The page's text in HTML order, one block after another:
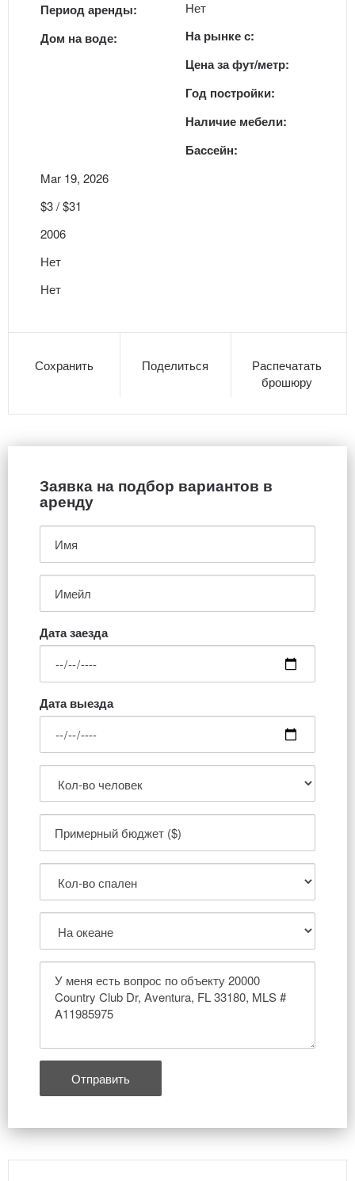
Период аренды:
Дом на воде:
Нет
На рынке с:
Цена за фут/метр:
Год постройки:
Наличие мебели:
Бассейн:
Mar 19, 2026
$3 / $31
2006
Нет
Нет
Сохранить Поделиться
Распечатать
брошюру
Заявка на подбор вариантов в
аренду
Дата заезда
Дата выезда